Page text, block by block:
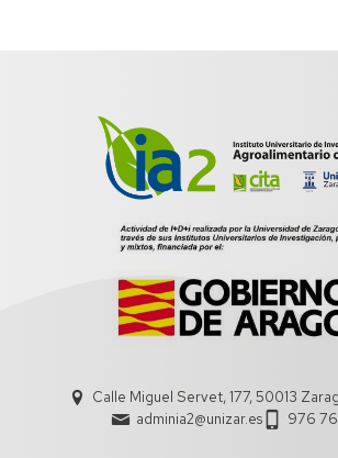
Calle Miguel Servet, 177, 50013
adminia2@unizar.es
976